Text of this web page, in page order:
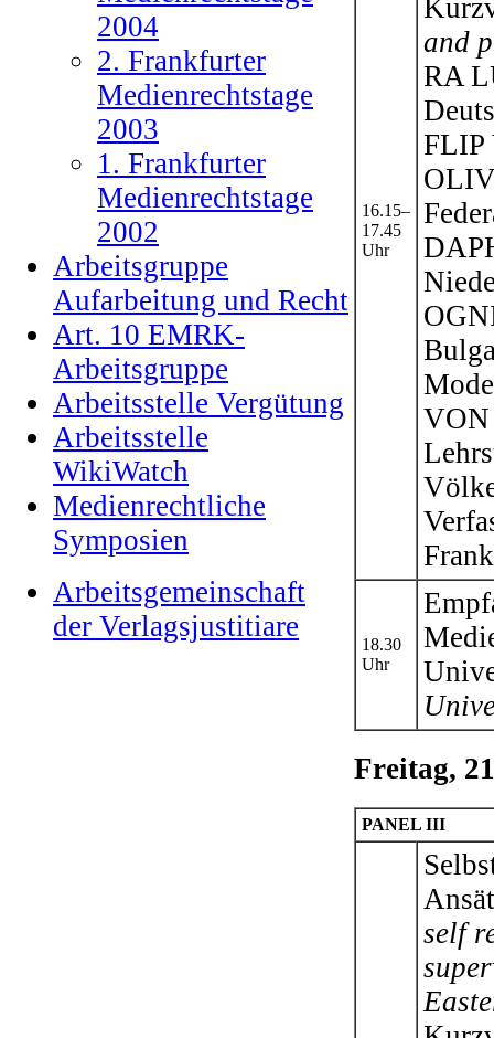
2004
2. Frankfurter
Medienrechtstage
2003
1. Frankfurter
Medienrechtstage
2002
Arbeitsgruppe
Aufarbeitung und Recht
Art. 10 EMRK-
Arbeitsgruppe
Arbeitsstelle Vergütung
Arbeitsstelle
WikiWatch
Medienrechtliche
Symposien
Arbeitsgemeinschaft
der Verlagsjustitiare
16.15–
17.45
Uhr
and
RA
FLIP
VON
18.30
Uhr
Freitag,
PANEL III
self